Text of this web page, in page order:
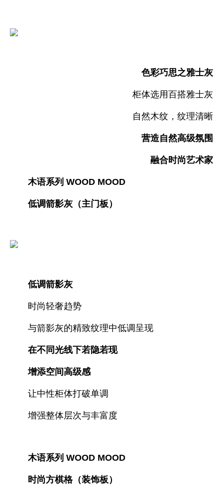
色彩巧思之雅士灰
柜体选用百搭雅士灰
自然木纹，纹理清晰
营造自然高级氛围
融合时尚艺术家
木语系列 WOOD MOOD
低调箭影灰（主门板）
低调箭影灰
时尚轻奢趋势
与箭影灰的精致纹理中低调呈现
在不同光线下若隐若现
增添空间高级感
让中性柜体打破单调
增强整体层次与丰富度
木语系列 WOOD MOOD
时尚方棋格（装饰板）